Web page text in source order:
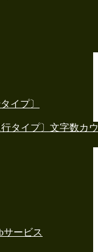
イプ〕
タイプ〕文字数カ
サービス